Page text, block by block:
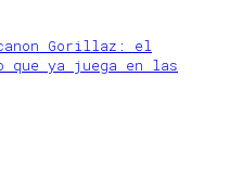
Gorillaz: el
que ya juega en las